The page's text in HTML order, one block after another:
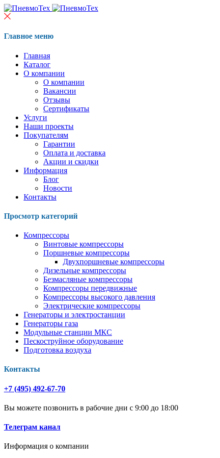
Главное меню
Главная
Каталог
О компании
О компании
Вакансии
Отзывы
Сертификаты
Услуги
Наши проекты
Покупателям
Гарантии
Оплата и доставка
Акции и скидки
Информация
Блог
Новости
Контакты
Просмотр категорий
Компрессоры
Винтовые компрессоры
Поршневые компрессоры
Двухпоршневые компрессоры
Дизельные компрессоры
Безмасляные компрессоры
Компрессоры передвижные
Компрессоры высокого давления
Электрические компрессоры
Генераторы и электростанции
Генераторы газа
Модульные станции МКС
Пескоструйное оборудование
Подготовка воздуха
Контакты
+7 (495) 492-67-70
Вы можете позвонить в рабочие дни с 9:00 до 18:00
Телеграм канал
Информация о компании